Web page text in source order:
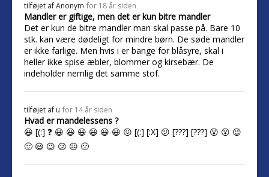
tilføjet afAnonym for 18 år siden
Mandler er giftige, men det er kun bitre mandler
Det er kun de bitre mandler man skal passe på. Bare 10
stk. kan være dødeligt for mindre børn. De søde mandler
er ikke farlige. Men hvis i er bange for blåsyre, skal i
heller ikke spise æbler, blommer og kirsebær. De
indeholder nemlig det samme stof.
tilføjet af u for 14 år siden
Hvad er mandelessens ?
😃 [(:] ❓ 😃 😃 😃 😃 😃 😃 😖 [(:] [:X] 😕 [???] [???] 😮 😮 😉
🙂 😃 😉 😕 😖 🙁